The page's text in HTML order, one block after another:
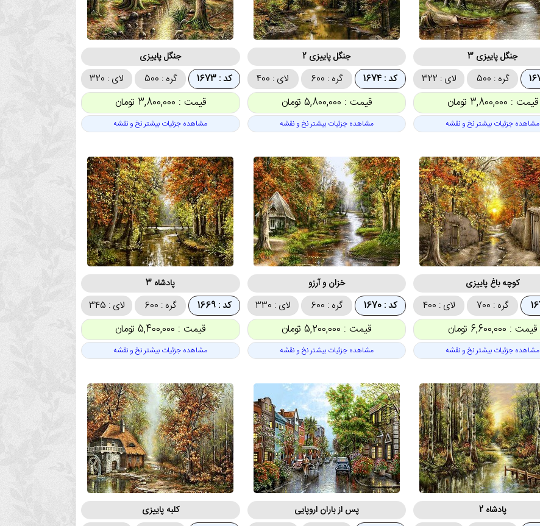
جنگل پاییزی 3
گره : 500 لای : 322
قیمت : 3,800,000 تومان
مشاهده جزئیات بیشتر نخ و نقشه
جنگل پاییزی 2
کد : 1674 گره : 600 لای : 400
قیمت : 5,800,000 تومان
مشاهده جزئیات بیشتر نخ و نقشه
جنگل پاییزی
کد : 1673 گره : 500 لای : 320
قیمت : 3,800,000 تومان
مشاهده جزئیات بیشتر نخ و نقشه
کوچه باغ پاییزی
گره : 700 لای : 400
قیمت : 6,600,000 تومان
مشاهده جزئیات بیشتر نخ و نقشه
خزان و آرزو
کد : 1670 گره : 600 لای : 330
قیمت : 5,200,000 تومان
مشاهده جزئیات بیشتر نخ و نقشه
پادشاه 3
کد : 1669 گره : 600 لای : 345
قیمت : 5,400,000 تومان
مشاهده جزئیات بیشتر نخ و نقشه
پادشاه 2 پس از باران اروپایی کلبه پاییزی